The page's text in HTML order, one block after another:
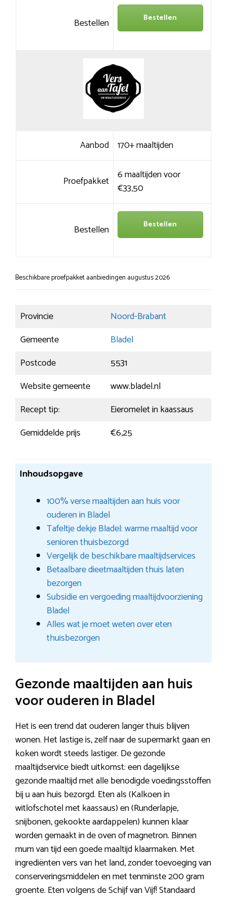
Bestellen Bestellen
Aanbod 170+ maaltijden
Proefpakket 6 maaltijden voor
€33,50
Bestellen Bestellen
Beschikbare proefpakket aanbiedingen augustus 2026
Provincie
Noord-Brabant
Gemeente
Bladel
Postcode
5531
Website gemeente
www.bladel.nl
Recept tip:
Eieromelet in kaassaus
Gemiddelde prijs
€6,25
Inhoudsopgave
100% verse maaltijden aan huis voor
ouderen in Bladel
Tafeltje dekje Bladel: warme maaltijd voor
senioren thuisbezorgd
Vergelijk de beschikbare maaltijdservices
Betaalbare dieetmaaltijden thuis laten
bezorgen
Subsidie en vergoeding maaltijdvoorziening
Bladel
Alles wat je moet weten over eten
thuisbezorgen
Gezonde maaltijden aan huis
voor ouderen in Bladel
Het is een trend dat ouderen langer thuis blijven
wonen. Het lastige is, zelf naar de supermarkt gaan en
koken wordt steeds lastiger. De gezonde
maaltijdservice biedt uitkomst: een dagelijkse
gezonde maaltijd met alle benodigde voedingsstoffen
bij u aan huis bezorgd. Eten als (Kalkoen in
witlofschotel met kaassaus) en (Runderlapje,
snijbonen, gekookte aardappelen) kunnen klaar
worden gemaakt in de oven of magnetron. Binnen
mum van tijd een goede maaltijd klaarmaken. Met
ingrediënten vers van het land, zonder toevoeging van
conserveringsmiddelen en met tenminste 200 gram
groente. Eten volgens de Schijf van Vijf! Standaard